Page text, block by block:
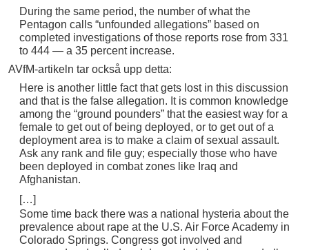
During the same period, the number of what the
Pentagon calls “unfounded allegations” based on
completed investigations of those reports rose from 331
to 444 — a 35 percent increase.
AVfM-artikeln tar också upp detta:
Here is another little fact that gets lost in this discussion
and that is the false allegation. It is common knowledge
among the “ground pounders” that the easiest way for a
female to get out of being deployed, or to get out of a
deployment area is to make a claim of sexual assault.
Ask any rank and file guy; especially those who have
been deployed in combat zones like Iraq and
Afghanistan.
[…]
Some time back there was a national hysteria about the
prevalence about rape at the U.S. Air Force Academy in
Colorado Springs. Congress got involved and